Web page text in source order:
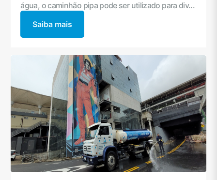
água, o caminhão pipa pode ser utilizado para div...
Saiba mais